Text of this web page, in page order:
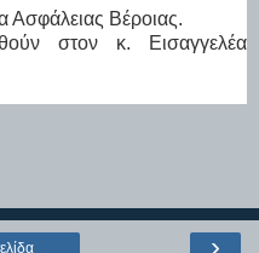
Ασφάλειας Βέροιας.
στον κ. Εισαγγελέα
›